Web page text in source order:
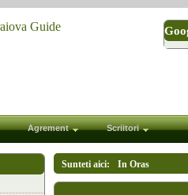
Agrement Scriitori
Sunteti aici: In Oras